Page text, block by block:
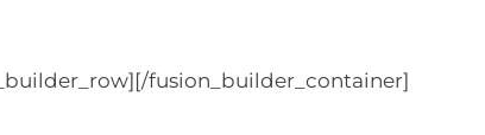
fusion_builder_container]